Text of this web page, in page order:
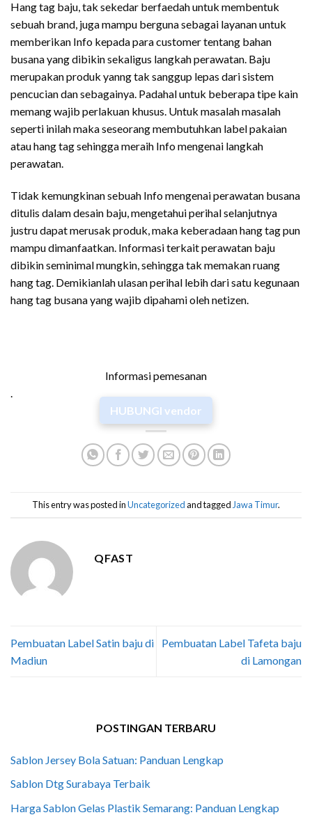
Hang tag baju, tak sekedar berfaedah untuk membentuk
sebuah brand, juga mampu berguna sebagai layanan untuk
memberikan Info kepada para customer tentang bahan
busana yang dibikin sekaligus langkah perawatan. Baju
merupakan produk yanng tak sanggup lepas dari sistem
pencucian dan sebagainya. Padahal untuk beberapa tipe kain
memang wajib perlakuan khusus. Untuk masalah masalah
seperti inilah maka seseorang membutuhkan label pakaian
atau hang tag sehingga meraih Info mengenai langkah
perawatan.
Tidak kemungkinan sebuah Info mengenai perawatan busana
ditulis dalam desain baju, mengetahui perihal selanjutnya
justru dapat merusak produk, maka keberadaan hang tag pun
mampu dimanfaatkan. Informasi terkait perawatan baju
dibikin seminimal mungkin, sehingga tak memakan ruang
hang tag. Demikianlah ulasan perihal lebih dari satu kegunaan
hang tag busana yang wajib dipahami oleh netizen.
Informasi pemesanan
.
HUBUNGI vendor
This entry was posted inUncategorizedand tagged Jawa Timur.
QFAST
Pembuatan Label Satin baju di
Madiun
Pembuatan Label Tafeta baju
di Lamongan
POSTINGAN TERBARU
Sablon Jersey Bola Satuan: Panduan Lengkap
Sablon Dtg Surabaya Terbaik
Harga Sablon Gelas Plastik Semarang: Panduan Lengkap